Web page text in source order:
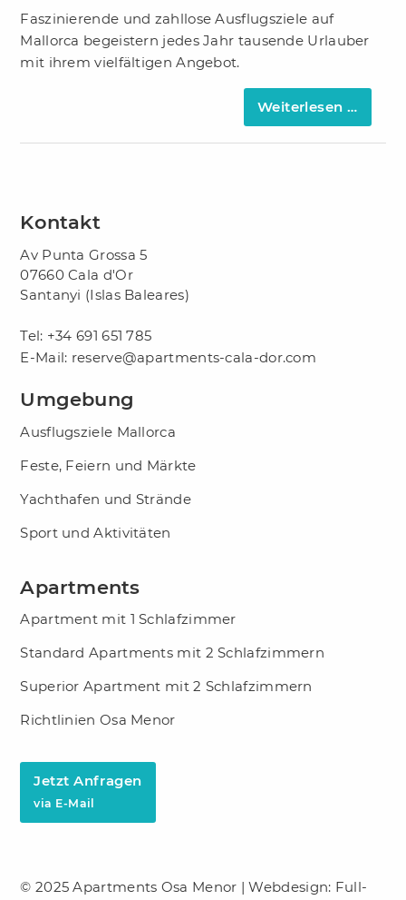
Faszinierende und zahllose Ausflugsziele auf
Mallorca begeistern jedes Jahr tausende Urlauber
mit ihrem vielfältigen Angebot.
Weiterlesen …
Kontakt
Av Punta Grossa 5
07660 Cala d'Or
Santanyi (Islas Baleares)
Tel: +34 691 651 785
E-Mail: reserve@apartments-cala-dor.com
Umgebung
Ausflugsziele Mallorca
Feste, Feiern und Märkte
Yachthafen und Strände
Sport und Aktivitäten
Apartments
Apartment mit 1 Schlafzimmer
Standard Apartments mit 2 Schlafzimmern
Superior Apartment mit 2 Schlafzimmern
Richtlinien Osa Menor
Jetzt Anfragen
via E-Mail
© 2025 Apartments Osa Menor |Webdesign: Full-